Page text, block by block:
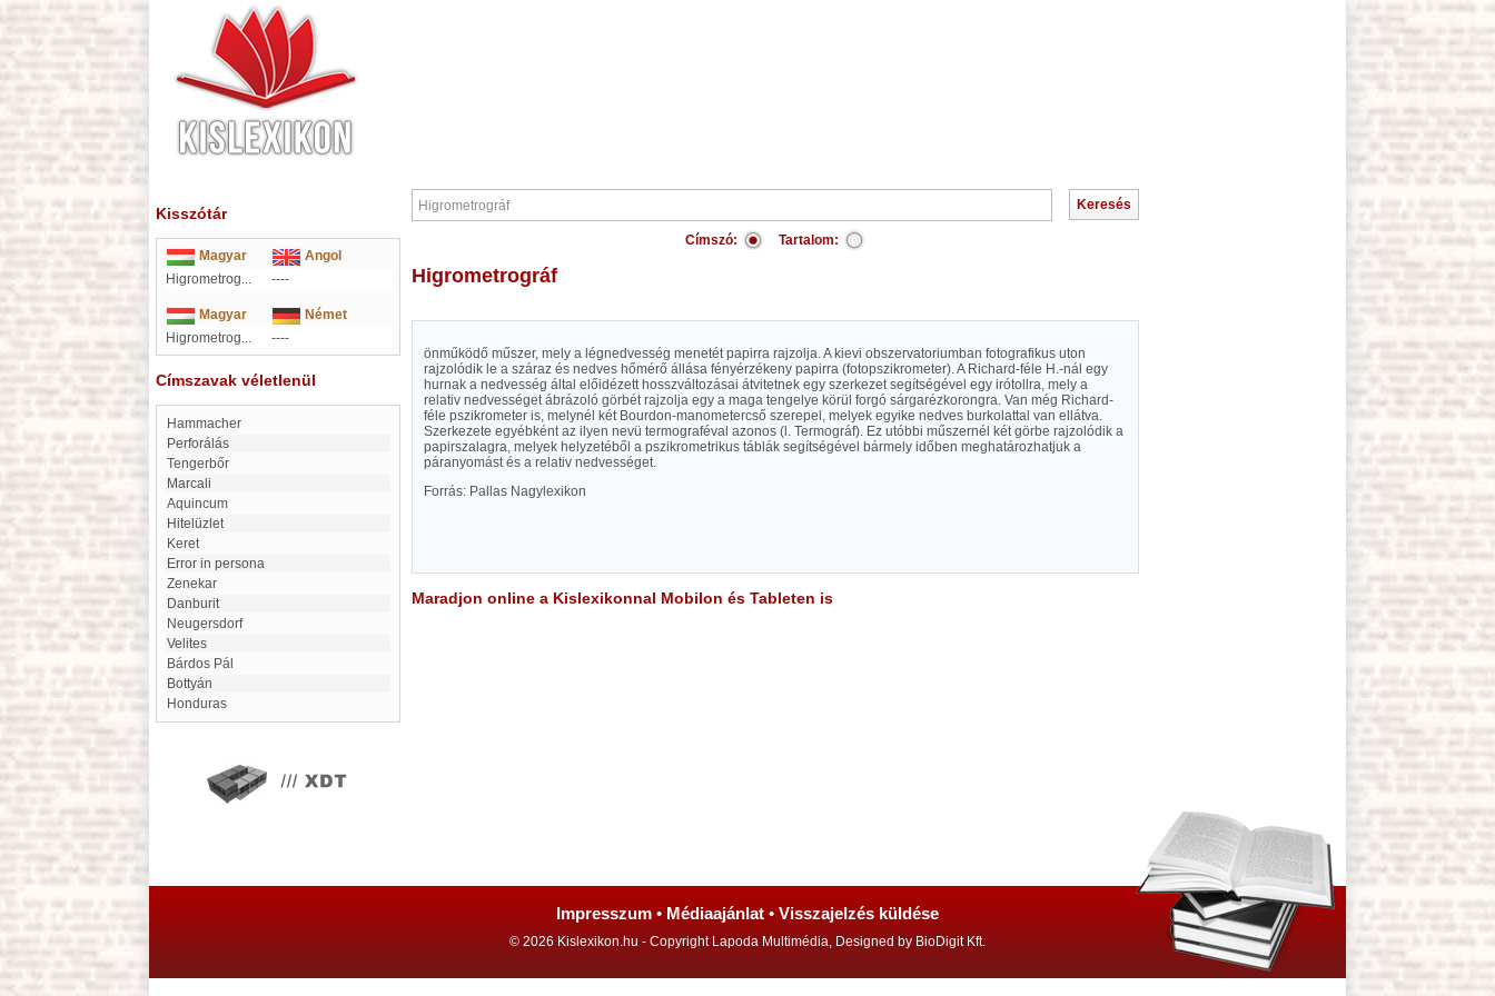
Kisszótár
Magyar
Angol
Higrometrog...
----
Magyar
Német
Higrometrog...
----
Címszavak véletlenül
Hammacher
Perforálás
Tengerbőr
Marcali
Aquincum
Hitelüzlet
Keret
error in persona
zenekar
Danburit
Neugersdorf
Velites
Bárdos Pál
Bottyán
Honduras
Címszó: Tartalom:
Higrometrográf
önműködő műszer, mely a légnedvesség menetét papirra rajzolja. A kievi obszervatoriumban fotografikus uton
rajzolódik le a száraz és nedves hőmérő állása fényérzékeny papirra (fotopszikrometer). A Richard-féle H.-nál egy
hurnak a nedvesség által előidézett hosszváltozásai átvitetnek egy szerkezet segítségével egy irótollra, mely a
relativ nedvességet ábrázoló görbét rajzolja egy a maga tengelye körül forgó sárgarézkorongra. Van még Richard-
féle pszikrometer is, melynél két Bourdon-manometercső szerepel, melyek egyike nedves burkolattal van ellátva.
Szerkezete egyébként az ilyen nevü termograféval azonos (l. Termográf). Ez utóbbi műszernél két görbe rajzolódik a
papirszalagra, melyek helyzetéből a pszikrometrikus táblák segítségével bármely időben meghatározhatjuk a
páranyomást és a relativ nedvességet.
Forrás: Pallas Nagylexikon
Maradjon online a Kislexikonnal Mobilon és Tableten is
Impresszum • Médiaajánlat • Visszajelzés küldése
© 2026 Kislexikon.hu - Copyright Lapoda Multimédia, Designed by BioDigit Kft.